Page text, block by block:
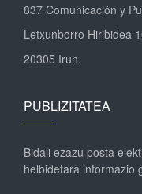
837 Comunicación y
Letxunborro Hiribidea
20305 Irun.
PUBLIZITATEA
Bidali ezazu posta
helbidetara informazio